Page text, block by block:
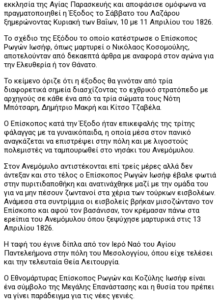
εκκλησία της Αγίας Παρασκευής και αποφάσισε ομόφωνα να
πραγματοποιηθεί η Έξοδος το Σάββατο του Λαζάρου
ξημερώνοντας Κυριακή των Βαΐων, 10 με 11 Απριλίου του 1826.
Το σχέδιο της Εξόδου το οποίο κατέστρωσε ο Επίσκοπος
Ρωγών Ιωσήφ, όπως μαρτυρεί ο Νικόλαος Κοσομούλης,
αποτελούνταν από δεκαεπτά άρθρα με αναφορά στον αγώνα για
την Ελευθερία ή τον Θάνατο.
Το κείμενο όριζε ότι η έξοδος θα γινόταν από τρία
διαφορετικά σημεία διασχίζοντας το εχθρικό στρατόπεδο με
αρχηγούς σε κάθε ένα από τα τρία σώματα τους Νότη
Μπότσαρη, Δημήτριο Μακρή και Κίτσο Τζαβέλα.
Ο Επίσκοπος κατά την Έξοδο ήταν επικεφαλής της τρίτης
φάλαγγας με τα γυναικόπαιδα, η οποία μέσα στον πανικό
αναγκάζεται να επιστρέψει στην πόλη και με λιγοστούς
πολεμιστές να ταμπουρωθεί στο νησάκι του Ανεμόμυλου.
Στον Ανεμόμυλο αντιστέκονται επί τρείς μέρες αλλά δεν
άντεξαν και στο τέλος ο Επίσκοπος Ρωγών Ιωσήφ έβαλε φωτιά
στην πυριτιδαποθήκη και ανατινάχθηκε μαζί με την ομάδα του
για να μην πέσουν ζωντανοί στα χέρια των τούρκων εισβολέων.
Ανάμεσα στα συντρίμμια οι εισβολείς βρήκαν μισοζώντανο τον
Επίσκοπο και αφού τον βασάνισαν, τον κρέμασαν πάνω στα
ερείπια του Ανεμόμυλου όπου ξεψύχησε μαρτυρικά στις 13
Απριλίου 1826.
Η ταφή του έγινε δίπλα από τον Ιερό Ναό του Αγίου
Παντελεήμονα στην πόλη του Μεσολογγίου, όπου είχε τελέσει
και την τελευταία Θεία Λειτουργία.
Ο Εθνομάρτυρας Επίσκοπος Ρωγών και Κοζύλης Ιωσήφ είναι
ένα σύμβολο της Μεγάλης Επανάστασης και η θυσία του πρέπει
να γίνει παράδειγμα για τις νέες γενιές.